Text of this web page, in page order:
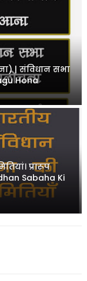
| संविधान सभा
Hona
प्रारूप
Sabaha Ki